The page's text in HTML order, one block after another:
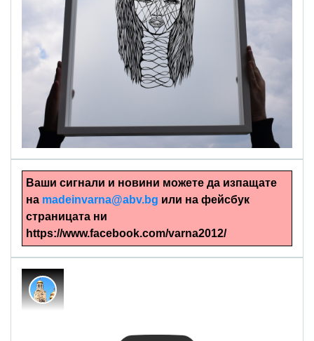
Ръчно изрязани картини
Ваши сигнали и новини можете да изпащате
на madeinvarna@abv.bg или на фейсбук
страницата ни
https://www.facebook.com/varna2012/